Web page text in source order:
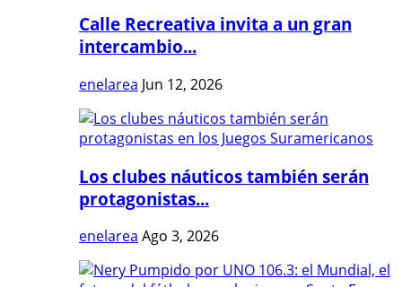
Calle Recreativa invita a un gran
intercambio...
enelarea Jun 12, 2026
Los clubes náuticos también serán
protagonistas...
enelarea Ago 3, 2026